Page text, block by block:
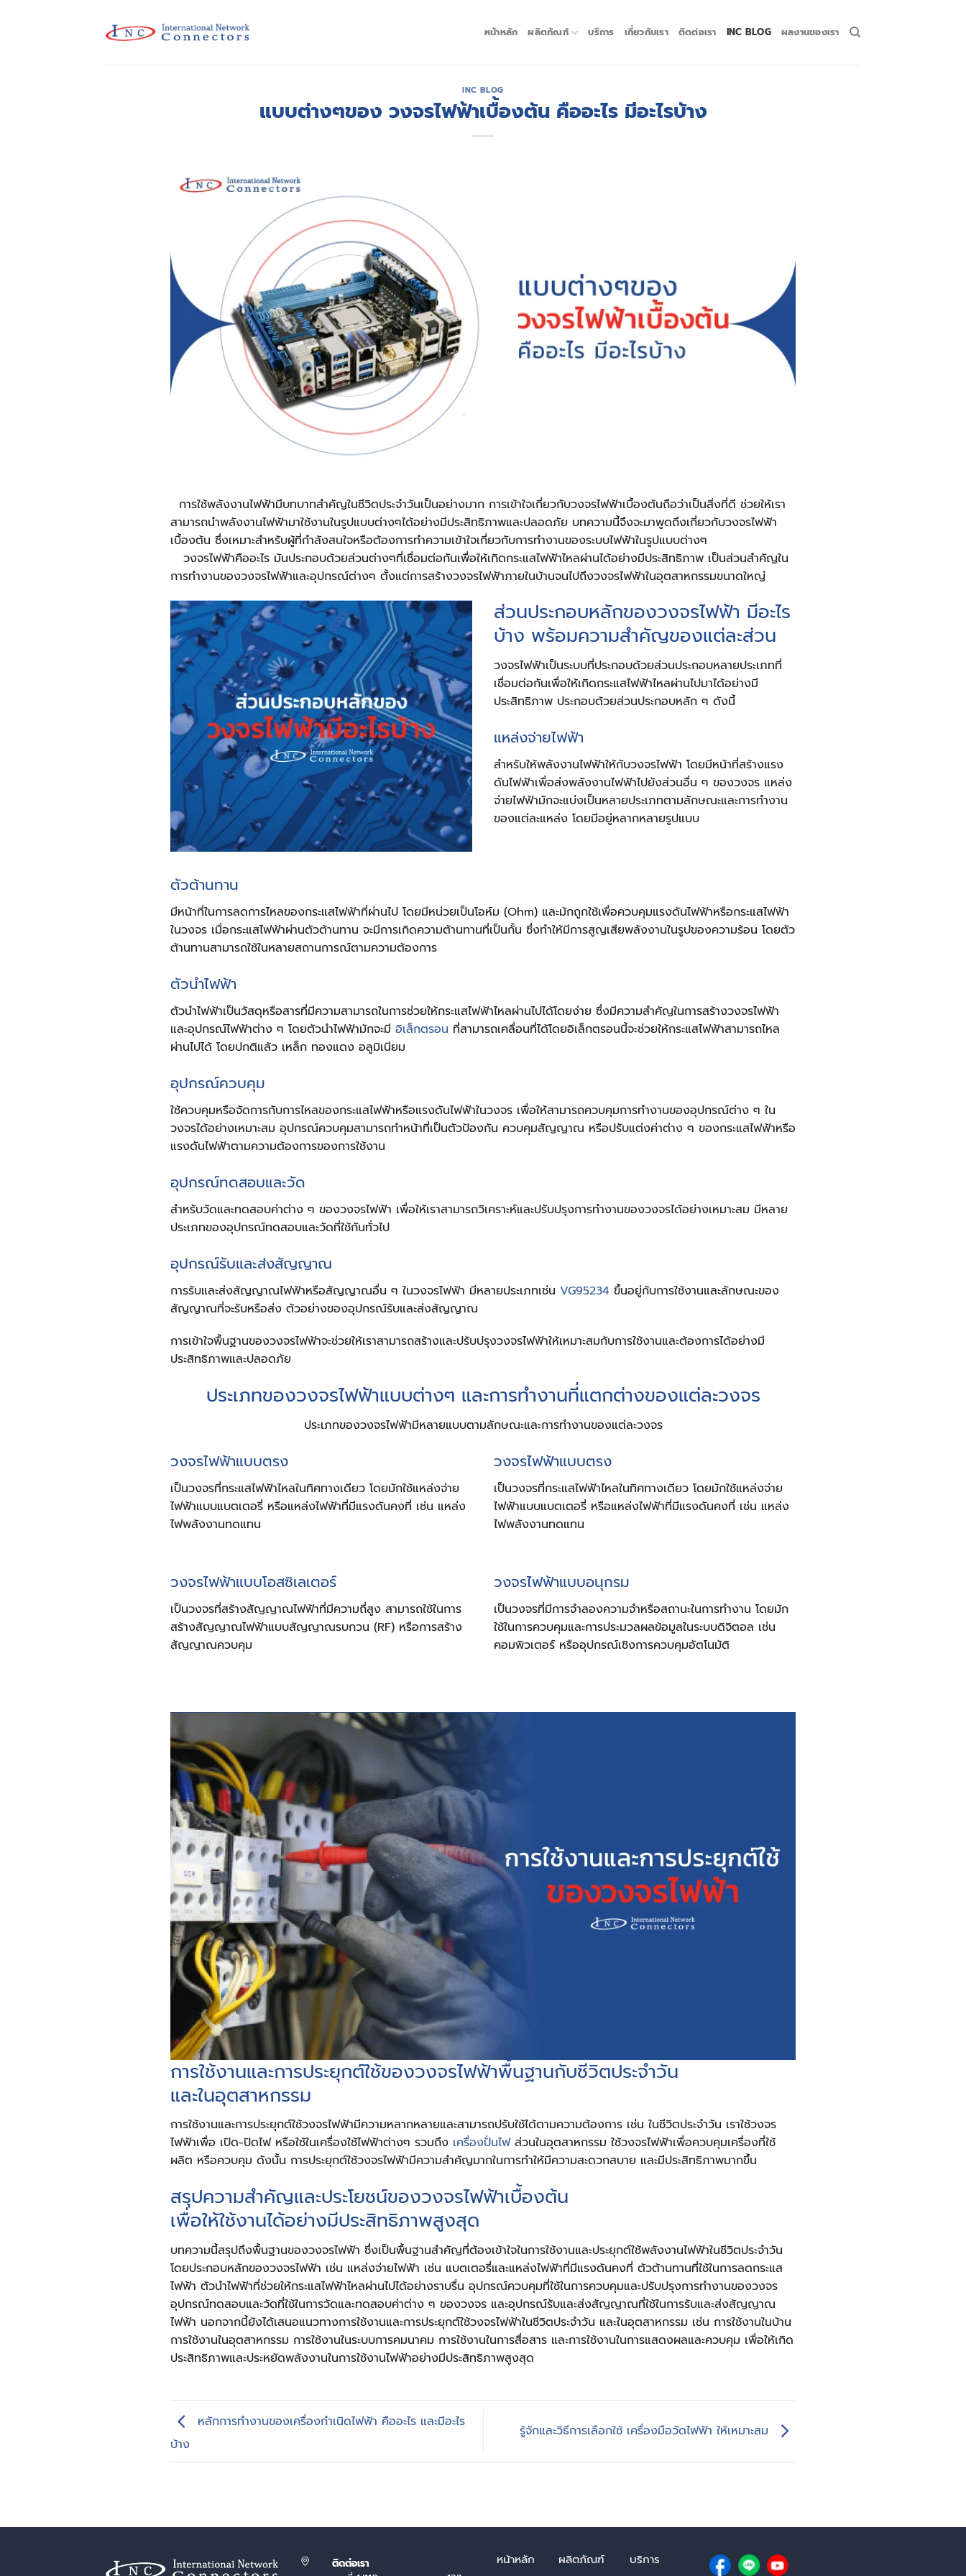
หน้าหลัก ผลิตภัณฑ์ บริการ เกี่ยวกับเรา ติดต่อเรา INC BLOG ผลงานของเรา
INC BLOG
แบบต่างๆของ วงจรไฟฟ้าเบื้องต้น คืออะไร มีอะไรบ้าง
การใช้พลังงานไฟฟ้ามีบทบาทสำคัญในชีวิตประจำวันเป็นอย่างมาก การเข้าใจเกี่ยวกับวงจรไฟฟ้าเบื้องต้นถือว่าเป็นสิ่งที่ดี ช่วยให้เรา
สามารถนำพลังงานไฟฟ้ามาใช้งานในรูปแบบต่างๆได้อย่างมีประสิทธิภาพและปลอดภัย บทความนี้จึงจะมาพูดถึงเกี่ยวกับวงจรไฟฟ้า
เบื้องต้น ซึ่งเหมาะสำหรับผู้ที่กำลังสนใจหรือต้องการทำความเข้าใจเกี่ยวกับการทำงานของระบบไฟฟ้าในรูปแบบต่างๆ
วงจรไฟฟ้าคืออะไร มันประกอบด้วยส่วนต่างๆที่เชื่อมต่อกันเพื่อให้เกิดกระแสไฟฟ้าไหลผ่านได้อย่างมีประสิทธิภาพ เป็นส่วนสำคัญใน
การทำงานของวงจรไฟฟ้าและอุปกรณ์ต่างๆ ตั้งแต่การสร้างวงจรไฟฟ้าภายในบ้านจนไปถึงวงจรไฟฟ้าในอุตสาหกรรมขนาดใหญ่
ส่วนประกอบหลักของวงจรไฟฟ้า มีอะไร
บ้าง พร้อมความสำคัญของแต่ละส่วน
วงจรไฟฟ้าเป็นระบบที่ประกอบด้วยส่วนประกอบหลายประเภทที่
เชื่อมต่อกันเพื่อให้เกิดกระแสไฟฟ้าไหลผ่านไปมาได้อย่างมี
ประสิทธิภาพ ประกอบด้วยส่วนประกอบหลัก ๆ ดังนี้
แหล่งจ่ายไฟฟ้า
สำหรับให้พลังงานไฟฟ้าให้กับวงจรไฟฟ้า โดยมีหน้าที่สร้างแรง
ดันไฟฟ้าเพื่อส่งพลังงานไฟฟ้าไปยังส่วนอื่น ๆ ของวงจร แหล่ง
จ่ายไฟฟ้ามักจะแบ่งเป็นหลายประเภทตามลักษณะและการทำงาน
ของแต่ละแหล่ง โดยมีอยู่หลากหลายรูปแบบ
ตัวต้านทาน
มีหน้าที่ในการลดการไหลของกระแสไฟฟ้าที่ผ่านไป โดยมีหน่วยเป็นโอห์ม (Ohm) และมักถูกใช้เพื่อควบคุมแรงดันไฟฟ้าหรือกระแสไฟฟ้า
ในวงจร เมื่อกระแสไฟฟ้าผ่านตัวต้านทาน จะมีการเกิดความต้านทานที่เป็นกั้น ซึ่งทำให้มีการสูญเสียพลังงานในรูปของความร้อน โดยตัว
ต้านทานสามารถใช้ในหลายสถานการณ์ตามความต้องการ
ตัวนำไฟฟ้า
ตัวนำไฟฟ้าเป็นวัสดุหรือสารที่มีความสามารถในการช่วยให้กระแสไฟฟ้าไหลผ่านไปได้โดยง่าย ซึ่งมีความสำคัญในการสร้างวงจรไฟฟ้า
และอุปกรณ์ไฟฟ้าต่าง ๆ โดยตัวนำไฟฟ้ามักจะมี อิเล็กตรอน ที่สามารถเคลื่อนที่ได้โดยอิเล็กตรอนนี้จะช่วยให้กระแสไฟฟ้าสามารถไหล
ผ่านไปได้ โดยปกติแล้ว เหล็ก ทองแดง อลูมิเนียม
อุปกรณ์ควบคุม
ใช้ควบคุมหรือจัดการกับการไหลของกระแสไฟฟ้าหรือแรงดันไฟฟ้าในวงจร เพื่อให้สามารถควบคุมการทำงานของอุปกรณ์ต่าง ๆ ใน
วงจรได้อย่างเหมาะสม อุปกรณ์ควบคุมสามารถทำหน้าที่เป็นตัวป้องกัน ควบคุมสัญญาณ หรือปรับแต่งค่าต่าง ๆ ของกระแสไฟฟ้าหรือ
แรงดันไฟฟ้าตามความต้องการของการใช้งาน
อุปกรณ์ทดสอบและวัด
สำหรับวัดและทดสอบค่าต่าง ๆ ของวงจรไฟฟ้า เพื่อให้เราสามารถวิเคราะห์และปรับปรุงการทำงานของวงจรได้อย่างเหมาะสม มีหลาย
ประเภทของอุปกรณ์ทดสอบและวัดที่ใช้กันทั่วไป
อุปกรณ์รับและส่งสัญญาณ
การรับและส่งสัญญาณไฟฟ้าหรือสัญญาณอื่น ๆ ในวงจรไฟฟ้า มีหลายประเภทเช่น VG95234 ขึ้นอยู่กับการใช้งานและลักษณะของ
สัญญาณที่จะรับหรือส่ง ตัวอย่างของอุปกรณ์รับและส่งสัญญาณ
การเข้าใจพื้นฐานของวงจรไฟฟ้าจะช่วยให้เราสามารถสร้างและปรับปรุงวงจรไฟฟ้าให้เหมาะสมกับการใช้งานและต้องการได้อย่างมี
ประสิทธิภาพและปลอดภัย
ประเภทของวงจรไฟฟ้าแบบต่างๆ และการทำงานที่แตกต่างของแต่ละวงจร
ประเภทของวงจรไฟฟ้ามีหลายแบบตามลักษณะและการทำงานของแต่ละวงจร
วงจรไฟฟ้าแบบตรง
เป็นวงจรที่กระแสไฟฟ้าไหลในทิศทางเดียว โดยมักใช้แหล่งจ่าย
ไฟฟ้าแบบแบตเตอรี่ หรือแหล่งไฟฟ้าที่มีแรงดันคงที่ เช่น แหล่ง
ไฟพลังงานทดแทน
วงจรไฟฟ้าแบบตรง
เป็นวงจรที่กระแสไฟฟ้าไหลในทิศทางเดียว โดยมักใช้แหล่งจ่าย
ไฟฟ้าแบบแบตเตอรี่ หรือแหล่งไฟฟ้าที่มีแรงดันคงที่ เช่น แหล่ง
ไฟพลังงานทดแทน
วงจรไฟฟ้าแบบโอสซิเลเตอร์
เป็นวงจรที่สร้างสัญญาณไฟฟ้าที่มีความถี่สูง สามารถใช้ในการ
สร้างสัญญาณไฟฟ้าแบบสัญญาณรบกวน (RF) หรือการสร้าง
สัญญาณควบคุม
วงจรไฟฟ้าแบบอนุกรม
เป็นวงจรที่มีการจำลองความจำหรือสถานะในการทำงาน โดยมัก
ใช้ในการควบคุมและการประมวลผลข้อมูลในระบบดิจิตอล เช่น
คอมพิวเตอร์ หรืออุปกรณ์เชิงการควบคุมอัตโนมัติ
การใช้งานและการประยุกต์ใช้ของวงจรไฟฟ้าพื้นฐานกับชีวิตประจำวัน
และในอุตสาหกรรม
การใช้งานและการประยุกต์ใช้วงจรไฟฟ้ามีความหลากหลายและสามารถปรับใช้ได้ตามความต้องการ เช่น ในชีวิตประจำวัน เราใช้วงจร
ไฟฟ้าเพื่อ เปิด-ปิดไฟ หรือใช้ในเครื่องใช้ไฟฟ้าต่างๆ รวมถึง เครื่องปั่นไฟส่วนในอุตสาหกรรม ใช้วงจรไฟฟ้าเพื่อควบคุมเครื่องที่ใช้
ผลิต หรือควบคุม ดังนั้น การประยุกต์ใช้วงจรไฟฟ้ามีความสำคัญมากในการทำให้มีความสะดวกสบาย และมีประสิทธิภาพมากขึ้น
สรุปความสำคัญและประโยชน์ของวงจรไฟฟ้าเบื้องต้น
เพื่อให้ใช้งานได้อย่างมีประสิทธิภาพสูงสุด
บทความนี้สรุปถึงพื้นฐานของวงจรไฟฟ้า ซึ่งเป็นพื้นฐานสำคัญที่ต้องเข้าใจในการใช้งานและประยุกต์ใช้พลังงานไฟฟ้าในชีวิตประจำวัน
โดยประกอบหลักของวงจรไฟฟ้า เช่น แหล่งจ่ายไฟฟ้า เช่น แบตเตอรี่และแหล่งไฟฟ้าที่มีแรงดันคงที่ ตัวต้านทานที่ใช้ในการลดกระแส
ไฟฟ้า ตัวนำไฟฟ้าที่ช่วยให้กระแสไฟฟ้าไหลผ่านไปได้อย่างราบรื่น อุปกรณ์ควบคุมที่ใช้ในการควบคุมและปรับปรุงการทำงานของวงจร
อุปกรณ์ทดสอบและวัดที่ใช้ในการวัดและทดสอบค่าต่าง ๆ ของวงจร และอุปกรณ์รับและส่งสัญญาณที่ใช้ในการรับและส่งสัญญาณ
ไฟฟ้า นอกจากนี้ยังได้เสนอแนวทางการใช้งานและการประยุกต์ใช้วงจรไฟฟ้าในชีวิตประจำวัน และในอุตสาหกรรม เช่น การใช้งานในบ้าน
การใช้งานในอุตสาหกรรม การใช้งานในระบบการคมนาคม การใช้งานในการสื่อสาร และการใช้งานในการแสดงผลและควบคุม เพื่อให้เกิด
ประสิทธิภาพและประหยัดพลังงานในการใช้งานไฟฟ้าอย่างมีประสิทธิภาพสูงสุด
หลักการทำงานของเครื่องกำเนิดไฟฟ้า คืออะไร และมีอะไร
บ้าง
รู้จักและวิธีการเลือกใช้ เครื่องมือวัดไฟฟ้า ให้เหมาะสม
ติดต่อเรา
หน้าหลัก ผลิตภัณฑ์ บริการ